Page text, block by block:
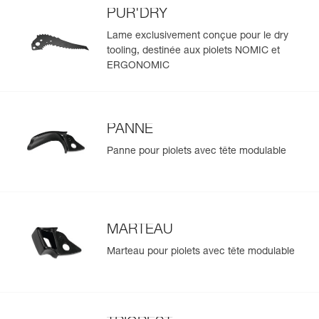
et retaper des pitons,
pratique du dry tooling (seulement 500 g),
- cale d'appui GRIPREST NOMIC surmoulée et réglable
sur trois positions pour s'adapter à toutes les tailles de
utilisé en piolet-canne,
- trou de connexion compatible avec la sangle extensible
anti-perte V-LINK.
PUR'DRY
Lame exclusivement conçue pour le dry
tooling, destinée aux piolets NOMIC et
ERGONOMIC
PANNE
Panne pour piolets avec tête modulable
MARTEAU
Marteau pour piolets avec tête modulable